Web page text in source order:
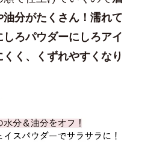
分がたくさん！濡れて
ろパウダーにしろアイ
く、くずれやすくなり